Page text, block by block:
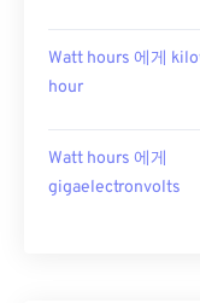
Watt hours 에게
hour
Watt hours 에게
gigaelectronvolts